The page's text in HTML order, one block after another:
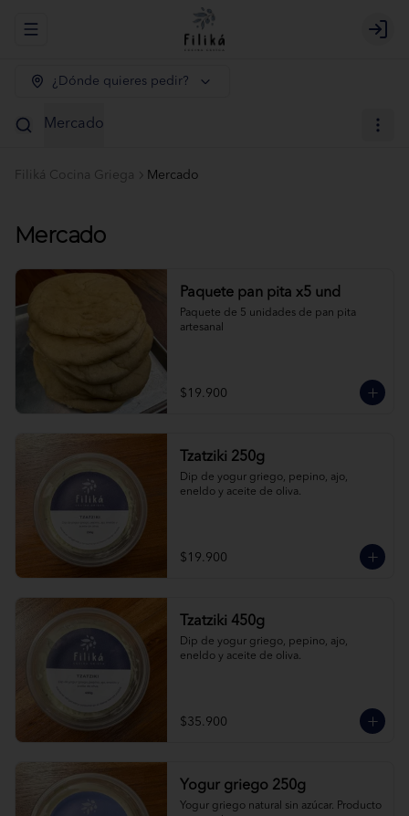
Abrir menu de navegación
¿Dónde quieres pedir?
Mercado
Filiká Cocina Griega Mercado
Mercado
Paquete pan pita x5 und
Paquete de 5 unidades de pan pita
artesanal
$19.900
Tzatziki 250g
Dip de yogur griego, pepino, ajo,
eneldo y aceite de oliva.
$19.900
Tzatziki 450g
Dip de yogur griego, pepino, ajo,
eneldo y aceite de oliva.
$35.900
Yogur griego 250g
Yogur griego natural sin azúcar. Producto